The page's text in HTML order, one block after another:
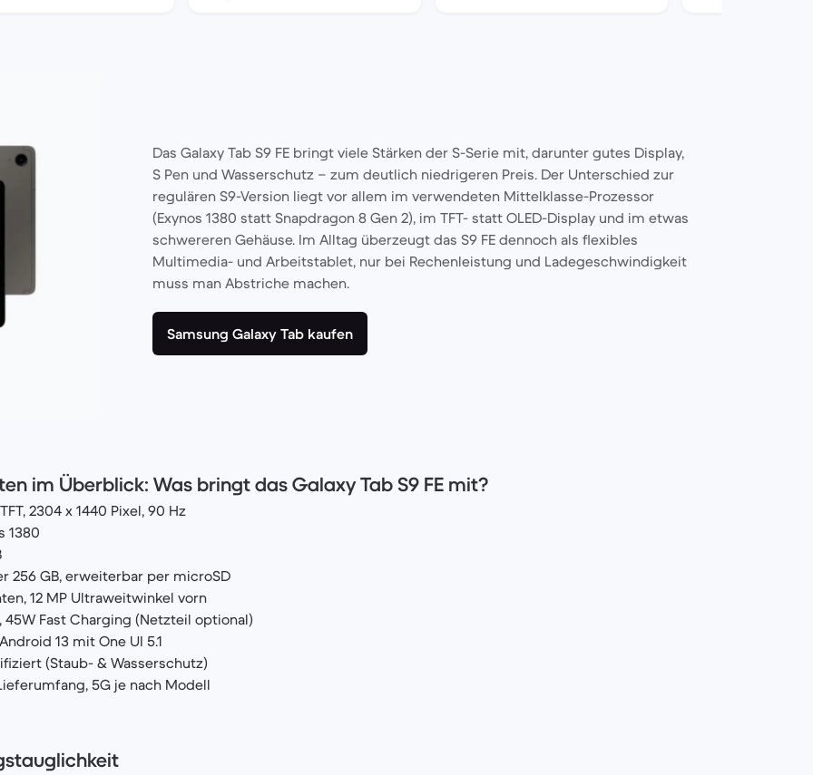
Das Galaxy Tab S9 FE bringt viele Stärken der S-Serie mit, darunter gutes Display,
S Pen und Wasserschutz – zum deutlich niedrigeren Preis. Der Unterschied zur
regulären S9-Version liegt vor allem im verwendeten Mittelklasse-Prozessor
(Exynos 1380 statt Snapdragon 8 Gen 2), im TFT- statt OLED-Display und im etwas
schwereren Gehäuse. Im Alltag überzeugt das S9 FE dennoch als flexibles
Multimedia- und Arbeitstablet, nur bei Rechenleistung und Ladegeschwindigkeit
muss man Abstriche machen.
Samsung Galaxy Tab kaufen
im Überblick: Was bringt das Galaxy Tab S9 FE mit?
2304 x 1440 Pixel, 90 Hz
1380
256 GB, erweiterbar per microSD
12 MP Ultraweitwinkel vorn
45W Fast Charging (Netzteil optional)
13 mit One UI 5.1
(Staub- & Wasserschutz)
5G je nach Modell